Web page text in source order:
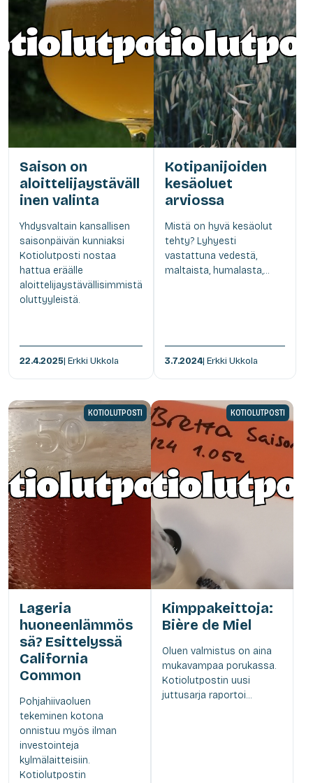
Saison on
aloittelijaystäväll
inen valinta
Yhdysvaltain kansallisen
saisonpäivän kunniaksi
Kotiolutposti nostaa
hattua eräälle
aloittelijaystävällisimmistä
oluttyyleistä.
22.4.2025| Erkki Ukkola
Kotipanijoiden
kesäoluet
arviossa
Mistä on hyvä kesäolut
tehty? Lyhyesti
vastattuna vedestä,
maltaista, humalasta,...
3.7.2024| Erkki Ukkola
KOTIOLUTPOSTI
Lageria
huoneenlämmös
sä? Esittelyssä
California
Common
Pohjahiivaoluen
tekeminen kotona
onnistuu myös ilman
investointeja
kylmälaitteisiin.
Kotiolutpostin
KOTIOLUTPOSTI
Kimppakeittoja:
Bière de Miel
Oluen valmistus on aina
mukavampaa porukassa.
Kotiolutpostin uusi
juttusarja raportoi...